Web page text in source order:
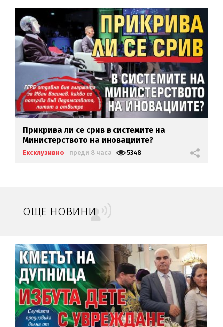
Прикрива ли се срив в системите на
Министерството на иновациите?
Ексклузивно преди 8 часа 5348
ОЩЕ НОВИНИ